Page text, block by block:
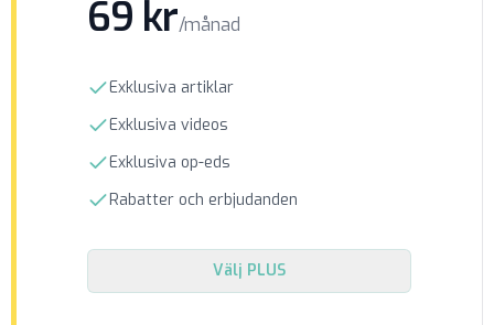
69 kr/månad
Exklusiva artiklar
Exklusiva videos
Exklusiva op-eds
Rabatter och erbjudanden
Välj PLUS